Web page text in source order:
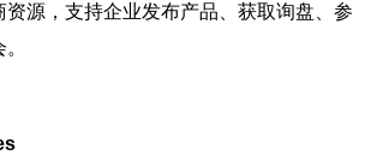
资源，支持企业发布产品、获取询盘、参